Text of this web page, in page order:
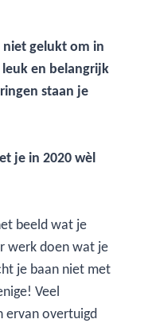
gelukt om in
en belangrijk
staan je
je in 2020 wèl
beeld wat je
werk doen wat je
je baan niet met
Veel
ervan overtuigd